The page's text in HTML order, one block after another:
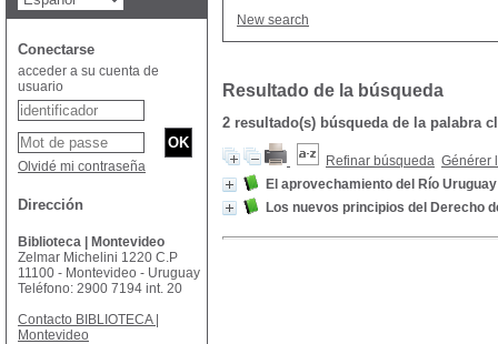
New search
Resultado de la búsqueda
2 resultado(s) búsqueda de la palabra
Refinar búsqueda Générer
El aprovechamiento del Río
Los nuevos principios del Derecho
Conectarse
acceder a su cuenta de
usuario
Olvidé mi contraseña
Dirección
Biblioteca | Montevideo
Zelmar Michelini 1220 C.P
11100 - Montevideo - Uruguay
Teléfono: 2900 7194 int. 20
Contacto BIBLIOTECA |
Montevideo